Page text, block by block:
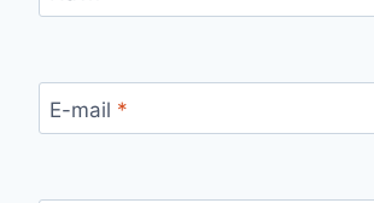
E-mail *